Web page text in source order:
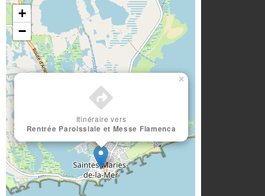
Itinéraire vers
Rentrée Paroissiale et Messe Flamenca
×
+
−